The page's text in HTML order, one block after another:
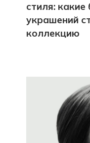
стиля:
украшений
коллекцию